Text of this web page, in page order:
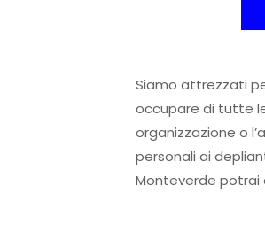
Siamo attrezzati
occupare di tutte
organizzazione o
personali ai
Monteverde potrai